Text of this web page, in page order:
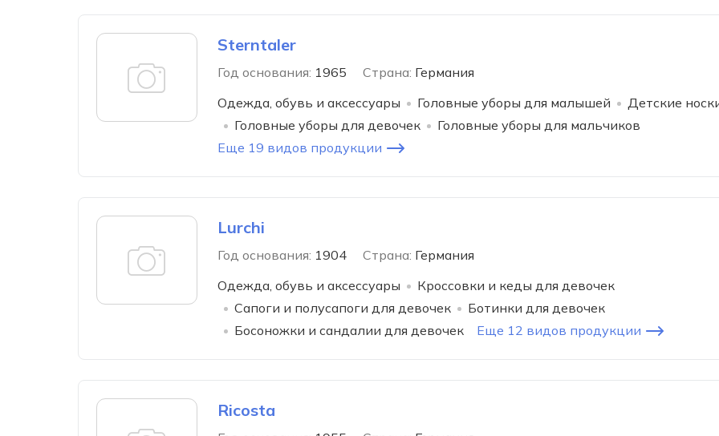
Sterntaler
Год основания: 1965 Страна: Германия
Одежда, обувь и аксессуары
Головные уборы для малышей
Детские
Головные уборы для девочек
Головные уборы для мальчиков
Еще 19 видов продукции
Lurchi
Год основания: 1904 Страна: Германия
Одежда, обувь и аксессуары
Кроссовки и кеды для девочек
Сапоги и полусапоги для девочек
Ботинки для девочек
Босоножки и сандалии для девочек
Еще 12 видов продукции
Ricosta